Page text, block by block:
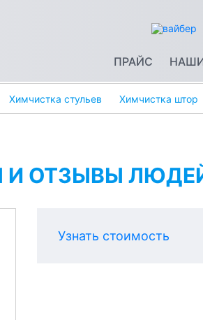
ПРАЙС
Химчистка стульев Химчистка штор
И ОТЗЫВЫ
Узнать стоимость